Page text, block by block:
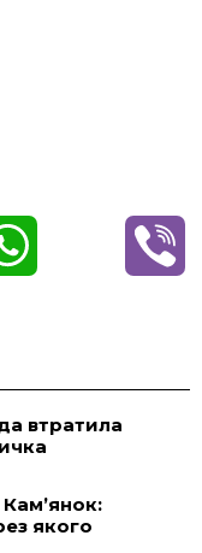
t
втратила
якого